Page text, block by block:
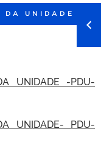
DA UNIDADE
UNIDADE -PDU-
UNIDADE- PDU-